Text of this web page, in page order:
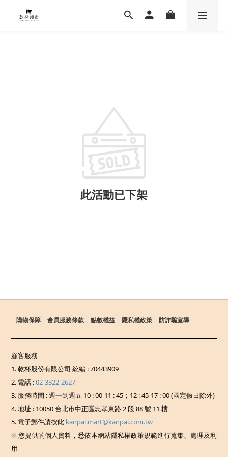
此活動已下架
購物保障 會員服務條款 點數權益 隱私權政策 防詐騙宣導
顧客服務
1. 乾杯股份有限公司 統編 : 70443909
2. 電話 :02-3322-2627
3. 服務時間 : 週一到週五 10 : 00-11 : 45；12 : 45-17 : 00 (國定假日除外)
4. 地址 : 10050 台北市中正區忠孝東路 2 段 88 號 11 樓
5. 電子郵件請按此 kanpai.mart@kanpai.com.tw
※ 您提供的個人資料，悉依本網站隱私權政策規範進行蒐集、處理及利
用